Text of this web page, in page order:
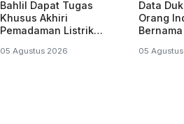
Bahlil Dapat Tugas
Khusus Akhiri
Pemadaman Listrik
Kalteng
05 Agustus 2026
Data
Orang
05